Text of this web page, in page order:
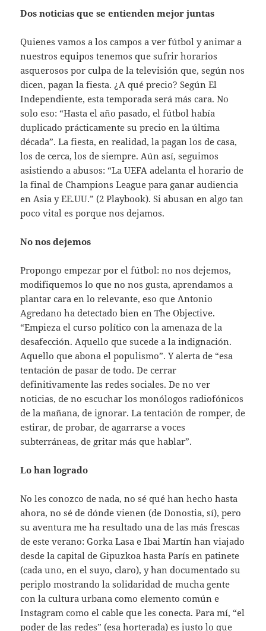
Dos noticias que se entienden mejor juntas
Quienes vamos a los campos a ver fútbol y animar a
nuestros equipos tenemos que sufrir horarios
asquerosos por culpa de la televisión que, según nos
dicen, pagan la fiesta. ¿A qué precio? Según El
Independiente, esta temporada será más cara. No
solo eso: “Hasta el año pasado, el fútbol había
duplicado prácticamente su precio en la última
década”. La fiesta, en realidad, la pagan los de casa,
los de cerca, los de siempre. Aún así, seguimos
asistiendo a abusos: “La UEFA adelanta el horario de
la final de Champions League para ganar audiencia
en Asia y EE.UU.” (2 Playbook). Si abusan en algo tan
poco vital es porque nos dejamos.
No nos dejemos
Propongo empezar por el fútbol: no nos dejemos,
modifiquemos lo que no nos gusta, aprendamos a
plantar cara en lo relevante, eso que Antonio
Agredano ha detectado bien en The Objective.
“Empieza el curso político con la amenaza de la
desafección. Aquello que sucede a la indignación.
Aquello que abona el populismo”. Y alerta de “esa
tentación de pasar de todo. De cerrar
definitivamente las redes sociales. De no ver
noticias, de no escuchar los monólogos radiofónicos
de la mañana, de ignorar. La tentación de romper, de
estirar, de probar, de agarrarse a voces
subterráneas, de gritar más que hablar”.
Lo han logrado
No les conozco de nada, no sé qué han hecho hasta
ahora, no sé de dónde vienen (de Donostia, sí), pero
su aventura me ha resultado una de las más frescas
de este verano: Gorka Lasa e Ibai Martín han viajado
desde la capital de Gipuzkoa hasta París en patinete
(cada uno, en el suyo, claro), y han documentado su
periplo mostrando la solidaridad de mucha gente
con la cultura urbana como elemento común e
Instagram como el cable que les conecta. Para mí, “el
poder de las redes” (esa horterada) es justo lo que